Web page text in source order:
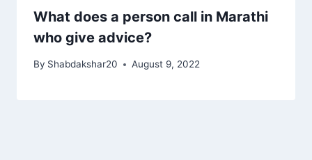
What does a person call in Marathi
who give advice?
By Shabdakshar20 August 9, 2022